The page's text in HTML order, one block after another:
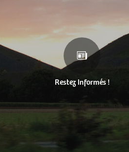
Restez Informés !